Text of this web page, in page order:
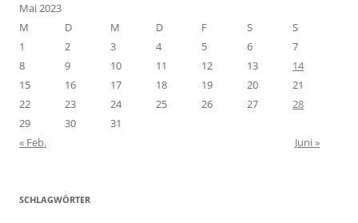
Mai 2023
M
D M D F S
S
1
2 3 4 5 6
7
8
9 10 11 12 13
14
15
16 17 18 19 20
21
22
23 24 25 26 27
28
29
30
31
« Feb.
Juni »
SCHLAGWÖRTER